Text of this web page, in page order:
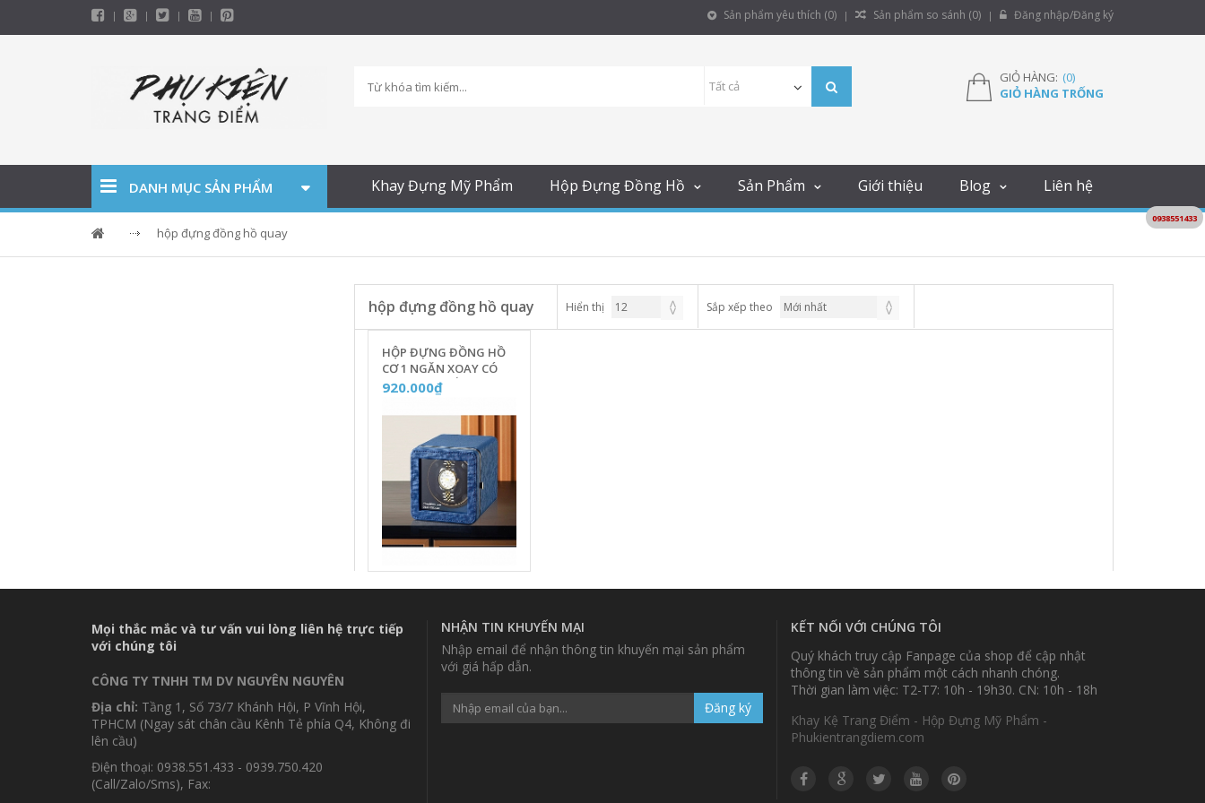
Sản phẩm yêu thích (0) Sản phẩm so sánh (0) Đăng nhập/Đăng ký
GIỎ HÀNG: (0)
GIỎ HÀNG TRỐNG
DANH MỤC SẢN PHẨM Khay Đựng Mỹ Phẩm Hộp Đựng Đồng Hồ Sản Phẩm Giới thiệu Blog Liên hệ
hộp đựng đồng hồ quay
hộp đựng đồng hồ quay Hiển thị Sắp xếp theo
HỘP ĐỰNG ĐỒNG HỒ
CƠ 1 NGĂN XOAY CÓ
ĐÈN LED & NẮP KÍNH
CHỐNG BỤI [MÀU
XANH LAM] - W150
920.000₫
Mọi thắc mắc và tư vấn vui lòng liên hệ trực tiếp
với chúng tôi
CÔNG TY TNHH TM DV NGUYÊN NGUYÊN
Địa chỉ: Tầng 1, Số 73/7 Khánh Hội, P Vĩnh Hội,
TPHCM (Ngay sát chân cầu Kênh Tẻ phía Q4, Không đi
lên cầu)
Điện thoại: 0938.551.433 - 0939.750.420
(Call/Zalo/Sms), Fax:
NHẬN TIN KHUYẾN MẠI
Nhập email để nhận thông tin khuyến mại sản phẩm
với giá hấp dẫn.
Đăng ký
KẾT NỐI VỚI CHÚNG TÔI
Quý khách truy cập Fanpage của shop để cập nhật
thông tin về sản phẩm một cách nhanh chóng.
Thời gian làm việc: T2-T7: 10h - 19h30. CN: 10h - 18h
Khay Kệ Trang Điểm - Hộp Đựng Mỹ Phẩm -
Phukientrangdiem.com
0938551433